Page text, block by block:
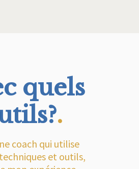
quels
.
coach qui utilise
et outils,